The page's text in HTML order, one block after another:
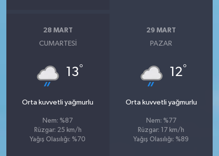
28 MART
CUMARTESI
13°
Orta kuvvetli yağmurlu
Nem: %87
Rüzgar: 25 km/h
Yağış Olasılığı: %70
29 MART
PAZAR
12°
Orta kuvvetli yağmurlu
Nem: %77
Rüzgar: 17 km/h
Yağış Olasılığı: %89